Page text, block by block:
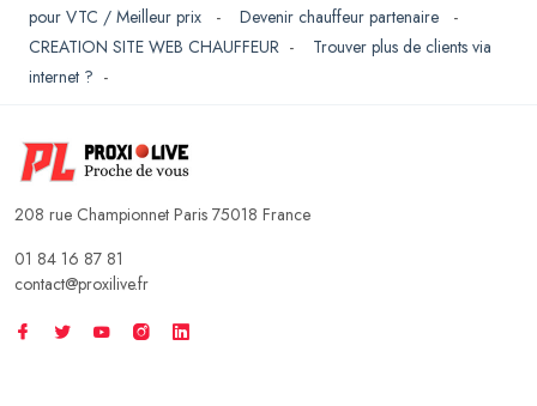
pour VTC / Meilleur prix
- Devenir chauffeur partenaire
-
CREATION SITE WEB CHAUFFEUR - Trouver plus de clients via
internet ? -
208 rue Championnet Paris 75018 France
01 84 16 87 81
contact@proxilive.fr